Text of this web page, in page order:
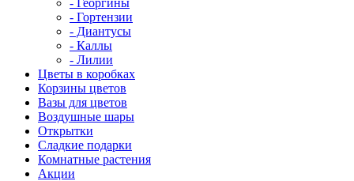
- Георгины
- Гортензии
- Диантусы
- Каллы
- Лилии
Цветы в коробках
Корзины цветов
Вазы для цветов
Воздушные шары
Открытки
Сладкие подарки
Комнатные растения
Акции